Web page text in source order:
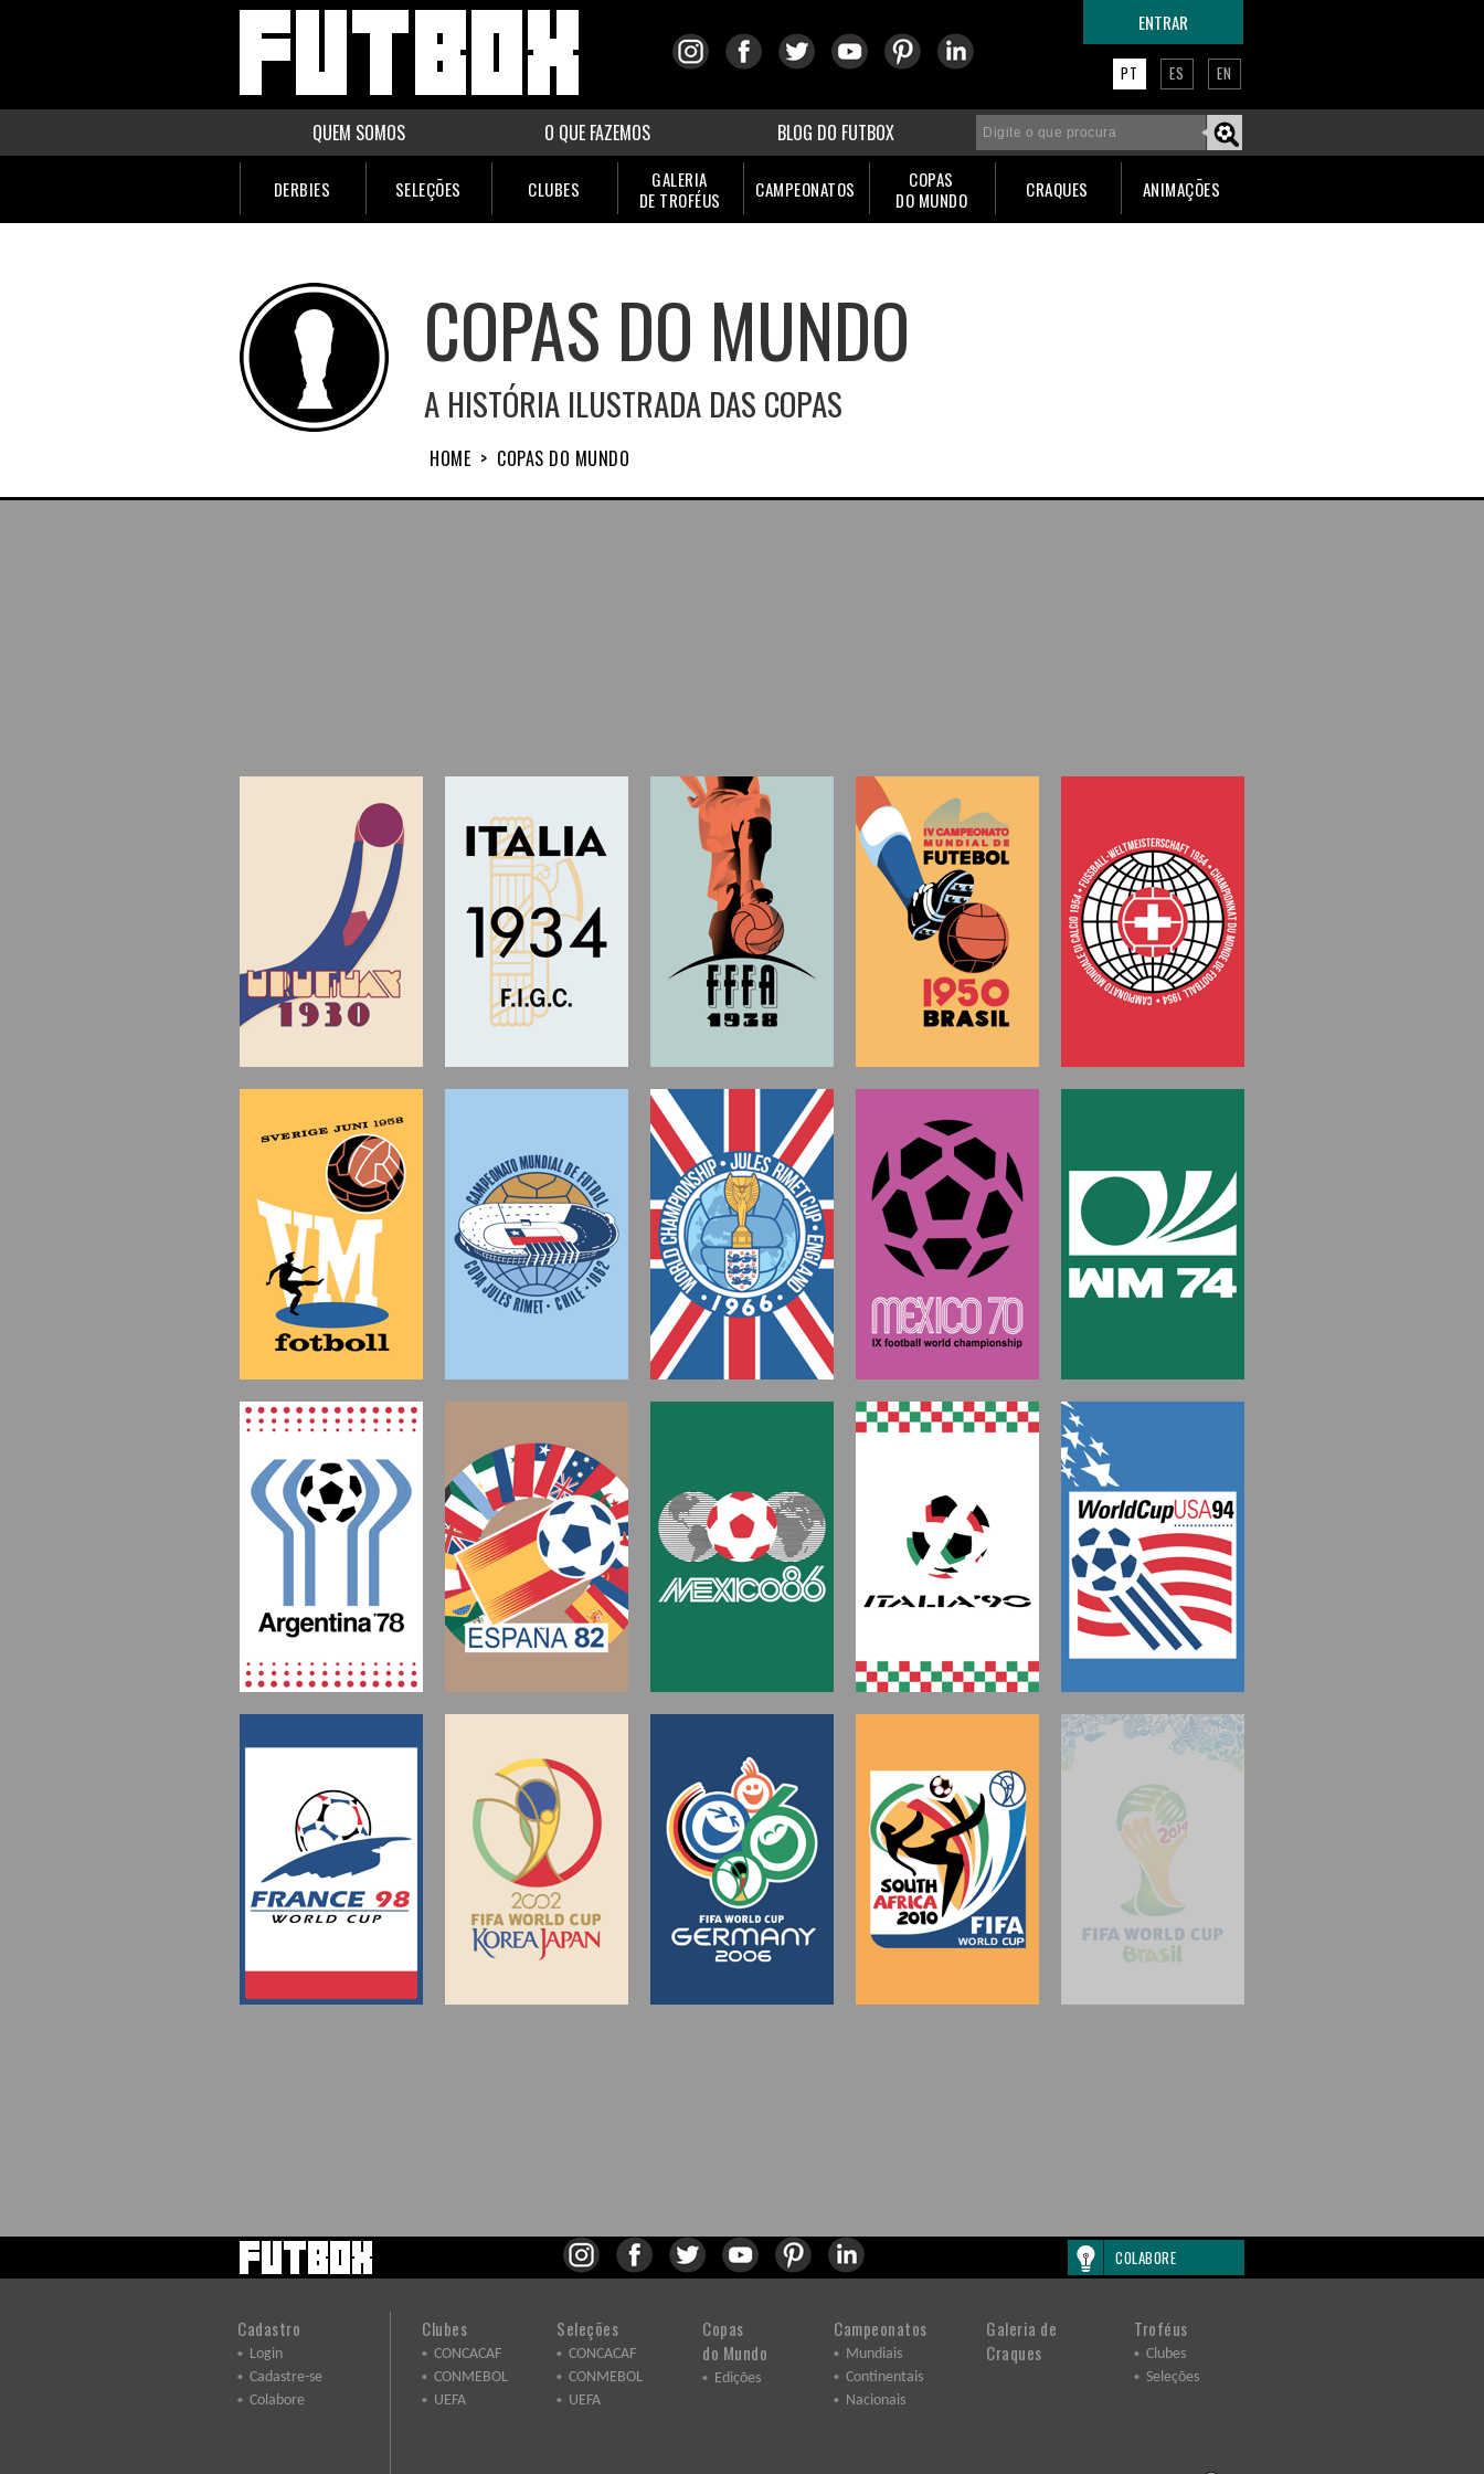
ENTRAR
PT ES EN
QUEM SOMOS O QUE FAZEMOS BLOG DO FUTBOX
DERBIES SELEÇÕES CLUBES
GALERIA
DE TROFÉUS
CAMPEONATOS
COPAS
DO MUNDO
CRAQUES ANIMAÇÕES
COPAS DO MUNDO
A HISTÓRIA ILUSTRADA DAS COPAS
HOME > COPAS DO MUNDO
COLABORE
Cadastro
Login
Cadastre-se
Colabore
Clubes
CONCACAF
CONMEBOL
UEFA
Seleções
CONCACAF
CONMEBOL
UEFA
Copas
do Mundo
Edições
Campeonatos
Mundiais
Continentais
Nacionais
Galeria de
Craques
Troféus
Clubes
Seleções